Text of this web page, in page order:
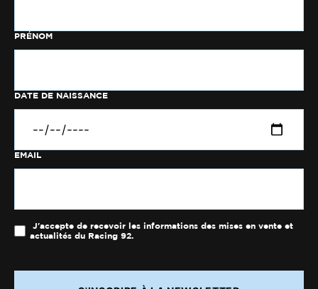
PRÉNOM
DATE DE NAISSANCE
EMAIL
J'accepte de recevoir les informations des mises en vente et
actualités du Racing 92.